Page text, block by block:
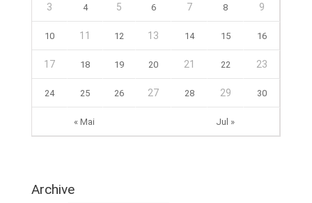
« Mai Jul »
3 4 5 6 7 8 9
10 11 12 13 14 15 16
17 18 19 20 21 22 23
24 25 26 27 28 29 30
Archive